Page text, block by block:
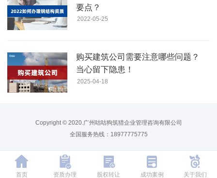
要点？
2022-05-25
购买建筑公司需要注意哪些问题？
当心留下隐患！
2025-04-18
Copyright © 2020.广州咕咕狗筑猎企业管理咨询有限公司
全国服务热线：18977775775
首页 资质办理 股权转让 成功案例 关于我们